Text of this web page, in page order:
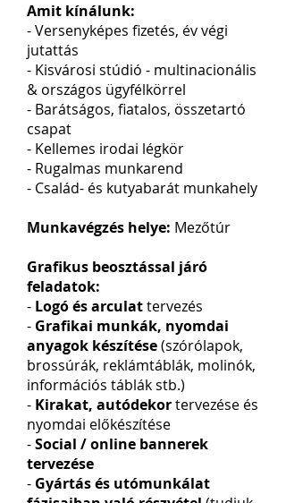
Amit kínálunk:
- Versenyképes fizetés, év végi
jutattás
- Kisvárosi stúdió - multinacionális
& országos ügyfélkörrel
- Barátságos, fiatalos, összetartó
csapat
- Kellemes irodai légkör
- Rugalmas munkarend
- Család- és kutyabarát munkahely
Munkavégzés helye: Mezőtúr
Grafikus beosztással járó
feladatok:
- Logó és arculattervezés
- Grafikai munkák, nyomdai
anyagok készítése(szórólapok,
brossúrák, reklámtáblák, molinók,
információs táblák stb.)
- Kirakat, autódekortervezése és
nyomdai előkészítése
-Social / online bannerek
tervezése
- Gyártás és utómunkálat